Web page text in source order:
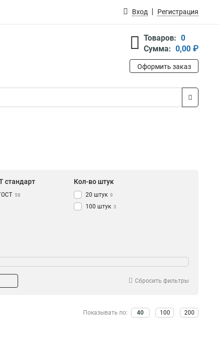
Вход Регистрация
Товаров: 0
Сумма: 0,00 ₽
Оформить заказ
стандарт
58
Кол-во штук
20 штук 9
100 штук 3
Сбросить фильтры
Показывать по: 40 100 200